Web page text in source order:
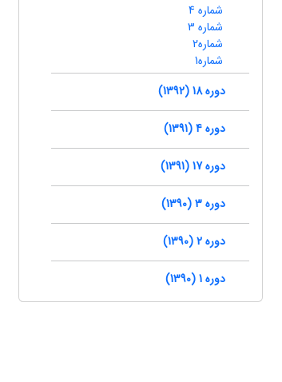
شماره 4
شماره 3
شماره2
شماره1
دوره 18 (1392)
دوره 4 (1391)
دوره 17 (1391)
دوره 3 (1390)
دوره 2 (1390)
دوره 1 (1390)